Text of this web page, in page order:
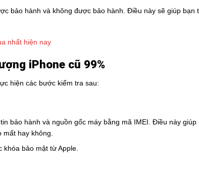
bảo hành và không được bảo hành. Điều này sẽ giúp bạn
nhất hiện nay
iPhone cũ 99%
hiện các bước kiểm tra sau:
bảo hành và nguồn gốc máy bằng mã IMEI. Điều này giúp
hay không.
bảo mật từ Apple.